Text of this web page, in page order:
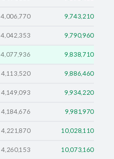
4,006,770 9,743,210
4,042,353 9,790,960
4,077,936 9,838,710
4,113,520 9,886,460
4,149,093 9,934,220
4,184,676 9,981,970
4,221,870 10,028,110
4,260,153 10,073,160